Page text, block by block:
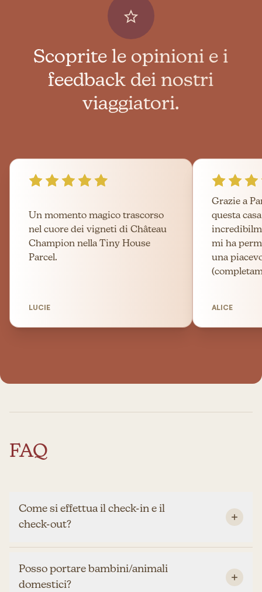
Scoprite le opinioni e i
feedback dei nostri
viaggiatori.
Un momento magico trascorso
nel cuore dei vigneti di Château
Champion nella Tiny House
Parcel.
LUCIE
Grazie a
questa
mi ha
una
ALICE
FAQ
Come si effettua il check-in e il
check-out?
Posso portare bambini/animali
domestici?